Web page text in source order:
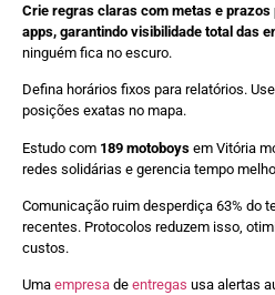
Crie regras claras com metas e
apps, garantindo visibilidade total das
ninguém fica no escuro.
Defina horários fixos para relatórios.
posições exatas no mapa.
Estudo com 189 motoboys em Vitória
redes solidárias e gerencia tempo
Comunicação ruim desperdiça 63% do
recentes. Protocolos reduzem isso,
custos.
Uma empresa de entregas usa alertas